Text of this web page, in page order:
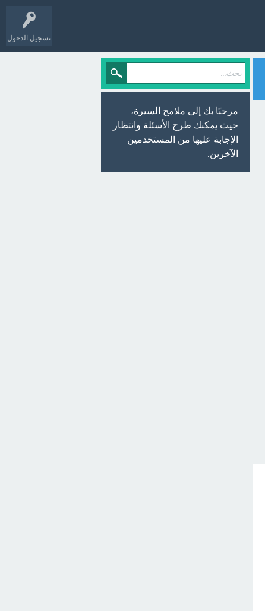
تسجيل الدخول
مرحبًا بك إلى ملامح السيرة،
حيث يمكنك طرح الأسئلة وانتظار
الإجابة عليها من المستخدمين
الآخرين.